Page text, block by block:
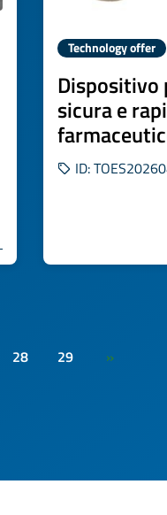
Technology offer
Dispositivo
sicura e
ID:
28 29 »